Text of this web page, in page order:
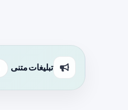
تبلیغات متنی